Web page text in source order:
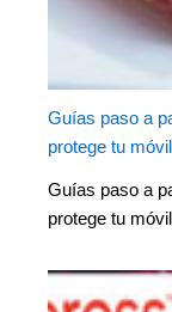
Guías paso a
protege tu
Guías paso a
protege tu